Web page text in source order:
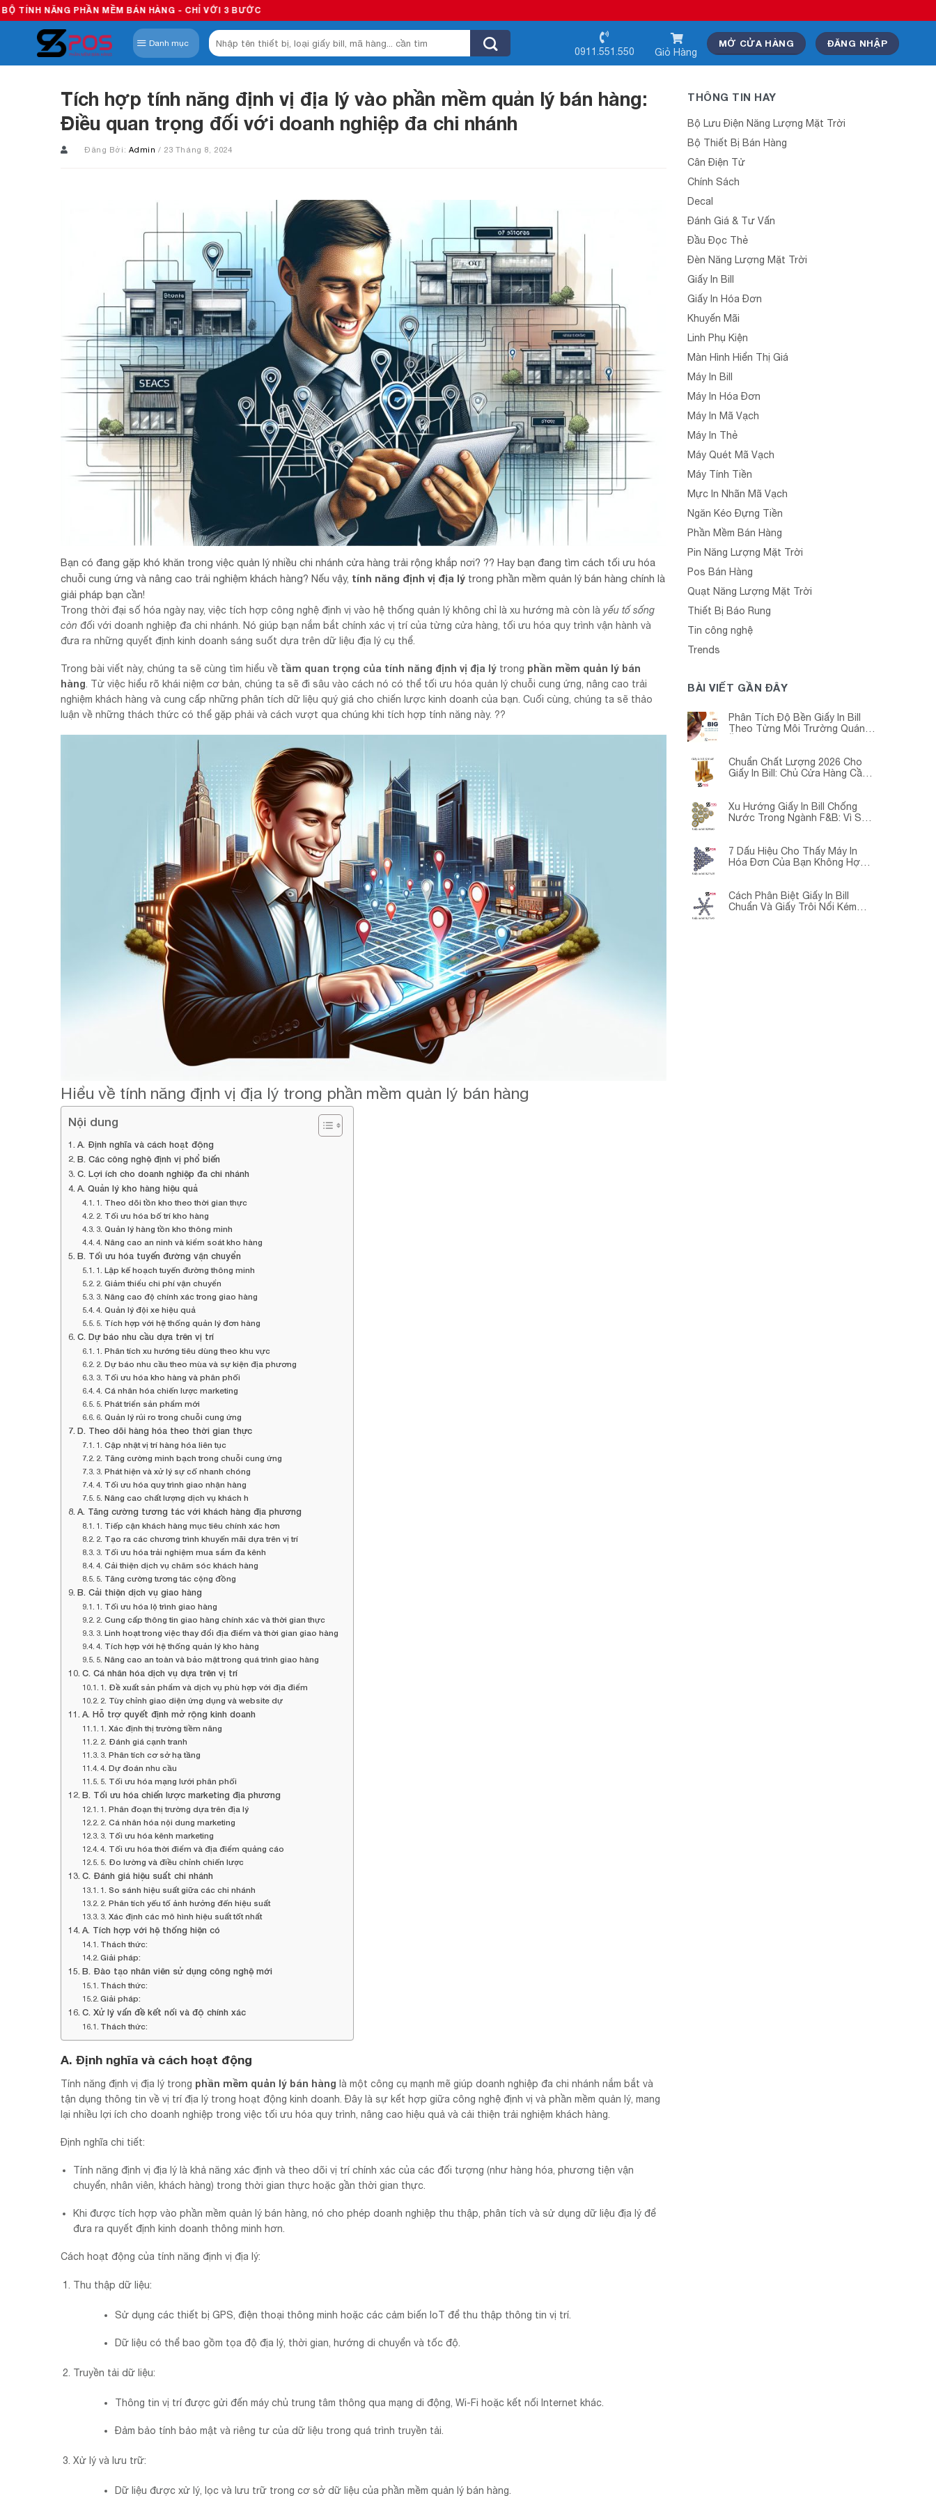
Skip
to
content
MỀM BÁN HÀNG - CHỈ VỚI 3 BƯỚC
Danh mục
Tìm
kiếm:
0911.551.550 Giỏ Hàng
MỞ CỬA HÀNG ĐĂNG NHẬP
Tích hợp tính năng định vị địa lý vào phần mềm quản lý bán hàng:
Điều quan trọng đối với doanh nghiệp đa chi nhánh
Đăng Bởi: Admin / 23 Tháng 8, 2024
Bạn có đang gặp khó khăn trong việc quản lý nhiều chi nhánh cửa hàng trải rộng khắp nơi? ?? Hay bạn đang tìm cách tối ưu hóa
chuỗi cung ứng và nâng cao trải nghiệm khách hàng? Nếu vậy, tính năng định vị địa lý trong phần mềm quản lý bán hàng chính là
giải pháp bạn cần!
Trong thời đại số hóa ngày nay, việc tích hợp công nghệ định vị vào hệ thống quản lý không chỉ là xu hướng mà còn là yếu tố sống
còn đối với doanh nghiệp đa chi nhánh. Nó giúp bạn nắm bắt chính xác vị trí của từng cửa hàng, tối ưu hóa quy trình vận hành và
đưa ra những quyết định kinh doanh sáng suốt dựa trên dữ liệu địa lý cụ thể.
Trong bài viết này, chúng ta sẽ cùng tìm hiểu về tầm quan trọng của tính năng định vị địa lý trong phần mềm quản lý bán
hàng . Từ việc hiểu rõ khái niệm cơ bản, chúng ta sẽ đi sâu vào cách nó có thể tối ưu hóa quản lý chuỗi cung ứng, nâng cao trải
nghiệm khách hàng và cung cấp những phân tích dữ liệu quý giá cho chiến lược kinh doanh của bạn. Cuối cùng, chúng ta sẽ thảo
luận về những thách thức có thể gặp phải và cách vượt qua chúng khi tích hợp tính năng này. ??
Hiểu về tính năng định vị địa lý trong phần mềm quản lý bán hàng
Nội dung
A. Định nghĩa và cách hoạt động
B. Các công nghệ định vị phổ biến
C. Lợi ích cho doanh nghiệp đa chi nhánh
A. Quản lý kho hàng hiệu quả
1. Theo dõi tồn kho theo thời gian thực
2. Tối ưu hóa bố trí kho hàng
3. Quản lý hàng tồn kho thông minh
4. Nâng cao an ninh và kiểm soát kho hàng
B. Tối ưu hóa tuyến đường vận chuyển
1. Lập kế hoạch tuyến đường thông minh
2. Giảm thiểu chi phí vận chuyển
3. Nâng cao độ chính xác trong giao hàng
4. Quản lý đội xe hiệu quả
5. Tích hợp với hệ thống quản lý đơn hàng
C. Dự báo nhu cầu dựa trên vị trí
1. Phân tích xu hướng tiêu dùng theo khu vực
2. Dự báo nhu cầu theo mùa và sự kiện địa phương
3. Tối ưu hóa kho hàng và phân phối
4. Cá nhân hóa chiến lược marketing
5. Phát triển sản phẩm mới
6. Quản lý rủi ro trong chuỗi cung ứng
D. Theo dõi hàng hóa theo thời gian thực
1. Cập nhật vị trí hàng hóa liên tục
2. Tăng cường minh bạch trong chuỗi cung ứng
3. Phát hiện và xử lý sự cố nhanh chóng
4. Tối ưu hóa quy trình giao nhận hàng
5. Nâng cao chất lượng dịch vụ khách h
A. Tăng cường tương tác với khách hàng địa phương
1. Tiếp cận khách hàng mục tiêu chính xác hơn
2. Tạo ra các chương trình khuyến mãi dựa trên vị trí
3. Tối ưu hóa trải nghiệm mua sắm đa kênh
4. Cải thiện dịch vụ chăm sóc khách hàng
5. Tăng cường tương tác cộng đồng
B. Cải thiện dịch vụ giao hàng
1. Tối ưu hóa lộ trình giao hàng
2. Cung cấp thông tin giao hàng chính xác và thời gian thực
3. Linh hoạt trong việc thay đổi địa điểm và thời gian giao hàng
4. Tích hợp với hệ thống quản lý kho hàng
5. Nâng cao an toàn và bảo mật trong quá trình giao hàng
C. Cá nhân hóa dịch vụ dựa trên vị trí
1. Đề xuất sản phẩm và dịch vụ phù hợp với địa điểm
2. Tùy chỉnh giao diện ứng dụng và website dự
A. Hỗ trợ quyết định mở rộng kinh doanh
1. Xác định thị trường tiềm năng
2. Đánh giá cạnh tranh
3. Phân tích cơ sở hạ tầng
4. Dự đoán nhu cầu
5. Tối ưu hóa mạng lưới phân phối
B. Tối ưu hóa chiến lược marketing địa phương
1. Phân đoạn thị trường dựa trên địa lý
2. Cá nhân hóa nội dung marketing
3. Tối ưu hóa kênh marketing
4. Tối ưu hóa thời điểm và địa điểm quảng cáo
5. Đo lường và điều chỉnh chiến lược
C. Đánh giá hiệu suất chi nhánh
1. So sánh hiệu suất giữa các chi nhánh
2. Phân tích yếu tố ảnh hưởng đến hiệu suất
3. Xác định các mô hình hiệu suất tốt nhất
A. Tích hợp với hệ thống hiện có
Thách thức:
Giải pháp:
B. Đào tạo nhân viên sử dụng công nghệ mới
Thách thức:
Giải pháp:
C. Xử lý vấn đề kết nối và độ chính xác
Thách thức:
A. Định nghĩa và cách hoạt động
Tính năng định vị địa lý trong phần mềm quản lý bán hàng là một công cụ mạnh mẽ giúp doanh nghiệp đa chi nhánh nắm bắt và
tận dụng thông tin về vị trí địa lý trong hoạt động kinh doanh. Đây là sự kết hợp giữa công nghệ định vị và phần mềm quản lý, mang
lại nhiều lợi ích cho doanh nghiệp trong việc tối ưu hóa quy trình, nâng cao hiệu quả và cải thiện trải nghiệm khách hàng.
Định nghĩa chi tiết:
Tính năng định vị địa lý là khả năng xác định và theo dõi vị trí chính xác của các đối tượng (như hàng hóa, phương tiện vận
chuyển, nhân viên, khách hàng) trong thời gian thực hoặc gần thời gian thực.
Khi được tích hợp vào phần mềm quản lý bán hàng, nó cho phép doanh nghiệp thu thập, phân tích và sử dụng dữ liệu địa lý để
đưa ra quyết định kinh doanh thông minh hơn.
Cách hoạt động của tính năng định vị địa lý:
Thu thập dữ liệu:
Sử dụng các thiết bị GPS, điện thoại thông minh hoặc các cảm biến IoT để thu thập thông tin vị trí.
Dữ liệu có thể bao gồm tọa độ địa lý, thời gian, hướng di chuyển và tốc độ.
Truyền tải dữ liệu:
Thông tin vị trí được gửi đến máy chủ trung tâm thông qua mạng di động, Wi-Fi hoặc kết nối Internet khác.
Đảm bảo tính bảo mật và riêng tư của dữ liệu trong quá trình truyền tải.
Xử lý và lưu trữ:
Dữ liệu được xử lý, lọc và lưu trữ trong cơ sở dữ liệu của phần mềm quản lý bán hàng.
THÔNG TIN HAY
Bộ Lưu Điện Năng Lượng Mặt Trời
Bộ Thiết Bị Bán Hàng
Cân Điện Tử
Chính Sách
Decal
Đánh Giá & Tư Vấn
Đầu Đọc Thẻ
Đèn Năng Lượng Mặt Trời
Giấy In Bill
Giấy In Hóa Đơn
Khuyến Mãi
Linh Phụ Kiện
Màn Hình Hiển Thị Giá
Máy In Bill
Máy In Hóa Đơn
Máy In Mã Vạch
Máy In Thẻ
Máy Quét Mã Vạch
Máy Tính Tiền
Mực In Nhãn Mã Vạch
Ngăn Kéo Đựng Tiền
Phần Mềm Bán Hàng
Pin Năng Lượng Mặt Trời
Pos Bán Hàng
Quạt Năng Lượng Mặt Trời
Thiết Bị Báo Rung
Tin công nghệ
Trends
BÀI VIẾT GẦN ĐÂY
Phân Tích Độ Bền Giấy In Bill
Theo Từng Môi Trường Quán
Chuẩn Chất Lượng 2026 Cho
Giấy In Bill: Chủ Cửa Hàng Cần
Xu Hướng Giấy In Bill Chống
Nước Trong Ngành F&B: Vì Sao
7 Dấu Hiệu Cho Thấy Máy In
Hóa Đơn Của Bạn Không Hợp
Cách Phân Biệt Giấy In Bill
Chuẩn Và Giấy Trôi Nổi Kém